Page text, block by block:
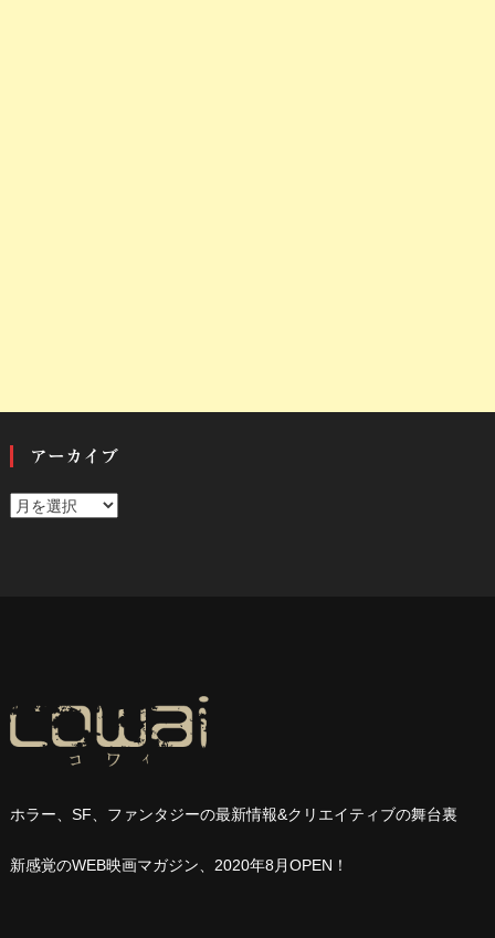
アーカイブ
ア
ホラー、SF、ファンタジーの最新情報&クリエイティブの舞台裏
新感覚のWEB映画マガジン、2020年8月OPEN ！